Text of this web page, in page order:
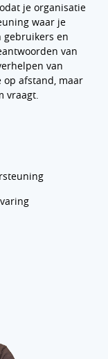
je organisatie
waar je
gebruikers en
van
van
afstand, maar
vraagt.